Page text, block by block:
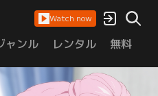
Watch now
ャンル レンタル 無料